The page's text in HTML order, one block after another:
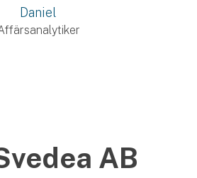
Daniel
AB